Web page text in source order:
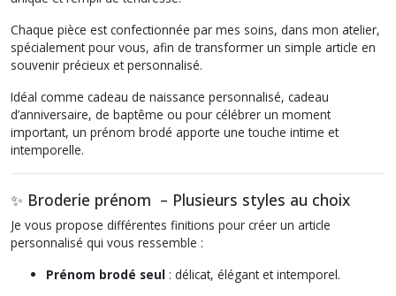
Chaque pièce est confectionnée par mes soins, dans mon atelier,
spécialement pour vous, afin de transformer un simple article en
souvenir précieux et personnalisé.
Idéal comme cadeau de naissance personnalisé, cadeau
d’anniversaire, de baptême ou pour célébrer un moment
important, un prénom brodé apporte une touche intime et
intemporelle.
✨ Broderie prénom – Plusieurs styles au choix
Je vous propose différentes finitions pour créer un article
personnalisé qui vous ressemble :
Prénom brodé seul : délicat, élégant et intemporel.